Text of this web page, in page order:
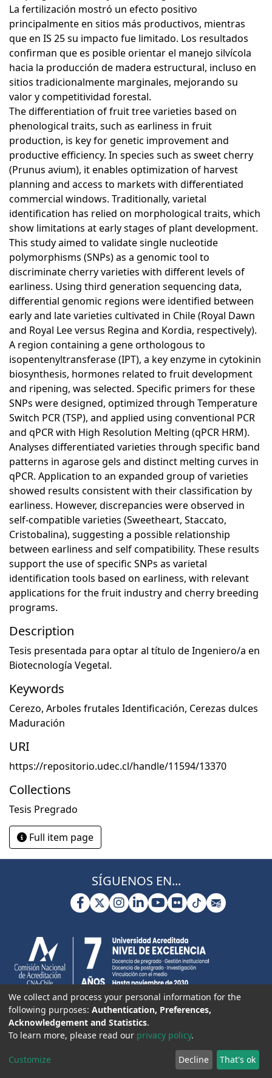
La fertilización mostró un efecto positivo
principalmente en sitios más productivos, mientras
que en IS 25 su impacto fue limitado. Los resultados
confirman que es posible orientar el manejo silvícola
hacia la producción de madera estructural, incluso en
sitios tradicionalmente marginales, mejorando su
valor y competitividad forestal.
The differentiation of fruit tree varieties based on
phenological traits, such as earliness in fruit
production, is key for genetic improvement and
productive efficiency. In species such as sweet cherry
(Prunus avium), it enables optimization of harvest
planning and access to markets with differentiated
commercial windows. Traditionally, varietal
identification has relied on morphological traits, which
show limitations at early stages of plant development.
This study aimed to validate single nucleotide
polymorphisms (SNPs) as a genomic tool to
discriminate cherry varieties with different levels of
earliness. Using third generation sequencing data,
differential genomic regions were identified between
early and late varieties cultivated in Chile (Royal Dawn
and Royal Lee versus Regina and Kordia, respectively).
A region containing a gene orthologous to
isopentenyltransferase (IPT), a key enzyme in cytokinin
biosynthesis, hormones related to fruit development
and ripening, was selected. Specific primers for these
SNPs were designed, optimized through Temperature
Switch PCR (TSP), and applied using conventional PCR
and qPCR with High Resolution Melting (qPCR HRM).
Analyses differentiated varieties through specific band
patterns in agarose gels and distinct melting curves in
qPCR. Application to an expanded group of varieties
showed results consistent with their classification by
earliness. However, discrepancies were observed in
self-compatible varieties (Sweetheart, Staccato,
Cristobalina), suggesting a possible relationship
between earliness and self compatibility. These results
support the use of specific SNPs as varietal
identification tools based on earliness, with relevant
applications for the fruit industry and cherry breeding
programs.
Description
Tesis presentada para optar al título de Ingeniero/a en
Biotecnología Vegetal.
Keywords
Cerezo, Arboles frutales Identificación, Cerezas dulces
Maduración
URI
https://repositorio.udec.cl/handle/11594/13370
Collections
Tesis Pregrado
Full item page
SÍGUENOS EN...
We collect and process your personal information for the
following purposes: Authentication, Preferences,
Acknowledgement and Statistics.
To learn more, please read our privacy policy.
Customize Decline That's ok